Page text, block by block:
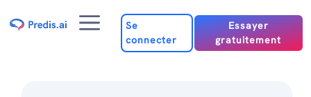
au
Menu
Se
connecter
Essayer
gratuitement